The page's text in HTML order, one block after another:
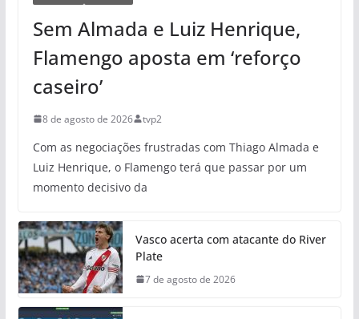
Sem Almada e Luiz Henrique,
Flamengo aposta em ‘reforço
caseiro’
8 de agosto de 2026 tvp2
Com as negociações frustradas com Thiago Almada e
Luiz Henrique, o Flamengo terá que passar por um
momento decisivo da
Vasco acerta com atacante do River
Plate
7 de agosto de 2026